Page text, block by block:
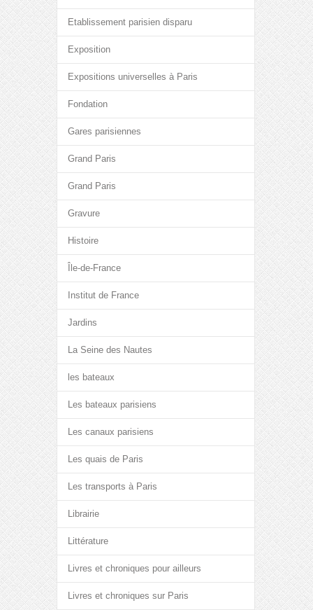
Etablissement parisien disparu
Exposition
Expositions universelles à Paris
Fondation
Gares parisiennes
Grand Paris
Grand Paris
Gravure
Histoire
Île-de-France
Institut de France
Jardins
La Seine des Nautes
les bateaux
Les bateaux parisiens
Les canaux parisiens
Les quais de Paris
Les transports à Paris
Librairie
Littérature
Livres et chroniques pour ailleurs
Livres et chroniques sur Paris